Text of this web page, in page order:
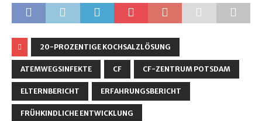
20-PROZENTIGE KOCHSALZLÖSUNG
ATEMWEGSINFEKTE CF CF-ZENTRUM POTSDAM
ELTERNBERICHT ERFAHRUNGSBERICHT
FRÜHKINDLICHE ENTWICKLUNG